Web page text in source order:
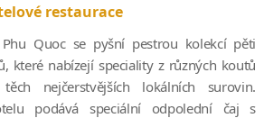
restaurace
Quoc se pyšní pestrou kolekcí pěti
které nabízejí speciality z různých koutů
nejčerstvějších lokálních surovin.
podává speciální odpolední čaj s